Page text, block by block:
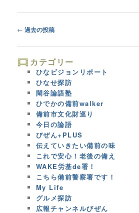
Post
← 過去の投稿
カテゴリー
ひなビジョンリポート
ひなせ探訪
閑谷論語塾
ひでかの備前walker
備前市文化財巡り
今日の論語
びぜん+PLUS
伝えていきたい備前の味
これで安心！老後の備え
WAKE労基de署！
こちら備前警察署です！
My Life
グルメ探訪
広報チャンネルびぜん